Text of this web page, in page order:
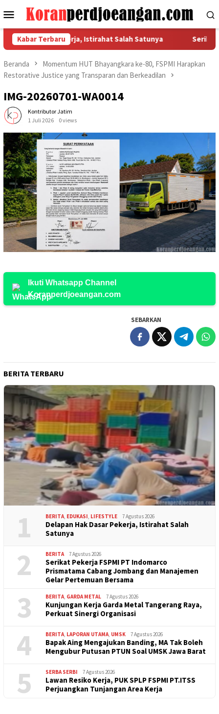
ke
Menu
Mobile
Kabar Terbaru
Dasar Pekerja, Istirahat Salah Satunya Serikat
Beranda
Momentum HUT Bhayangkara ke-80, FSPMI Harapkan
Restorative Justice yang Transparan dan Berkeadilan
IMG-20260701-WA0014
Kontributor Jatim
1 Juli 2026
0 views
Ikuti Whatsapp Channel
Koranperdjoeangan.com
SEBARKAN
BERITA TERBARU
1 BERITA EDUKASI LIFESTYLE 7 Agustus 2026
Delapan Hak Dasar Pekerja, Istirahat Salah
Satunya
2 BERITA 7 Agustus 2026
Serikat Pekerja FSPMI PT Indomarco
Prismatama Cabang Jombang dan Manajemen
Gelar Pertemuan Bersama
3 BERITA GARDA METAL 7 Agustus 2026
Kunjungan Kerja Garda Metal Tangerang Raya,
Perkuat Sinergi Organisasi
4 BERITA LAPORAN UTAMA UMSK 7 Agustus 2026
Bapak Aing Mengajukan Banding, MA Tak Boleh
Mengubur Putusan PTUN Soal UMSK Jawa Barat
5 SERBA SERBI 7 Agustus 2026
Lawan Resiko Kerja, PUK SPLP FSPMI PT.ITSS
Perjuangkan Tunjangan Area Kerja